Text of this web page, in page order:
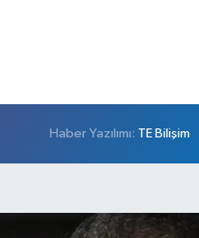
Haber Yazılımı: TE Bilişim